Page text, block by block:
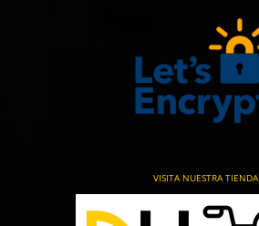
VISITA NUESTRA TIENDA